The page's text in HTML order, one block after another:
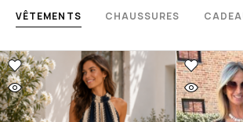
VÊTEMENTS CHAUSSURES